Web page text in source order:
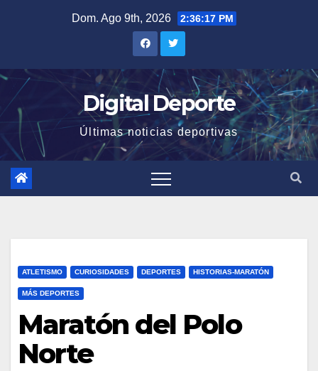
Dom. Ago 9th, 2026 2:36:17 PM
Digital Deporte
Últimas noticias deportivas
ATLETISMO CURIOSIDADES DEPORTES HISTORIAS-MARATÓN
MÁS DEPORTES
Maratón del Polo
Norte